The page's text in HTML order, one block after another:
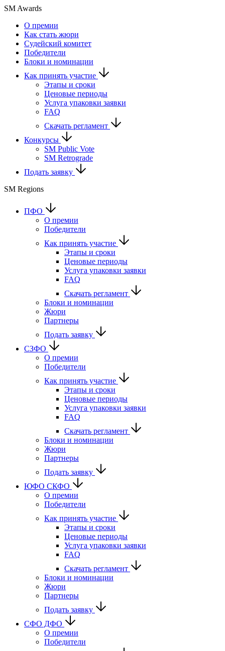
SM Awards
О премии
Как стать жюри
Судейский комитет
Победители
Блоки и номинации
Как принять участие
Этапы и сроки
Ценовые периоды
Услуга упаковки заявки
FAQ
Скачать регламент
Конкурсы
SM Public Vote
SM Retrograde
Подать заявку
SM Regions
ПФО
О премии
Победители
Как принять участие
Этапы и сроки
Ценовые периоды
Услуга упаковки заявки
FAQ
Скачать регламент
Блоки и номинации
Жюри
Партнеры
Подать заявку
СЗФО
О премии
Победители
Как принять участие
Этапы и сроки
Ценовые периоды
Услуга упаковки заявки
FAQ
Скачать регламент
Блоки и номинации
Жюри
Партнеры
Подать заявку
ЮФО СКФО
О премии
Победители
Как принять участие
Этапы и сроки
Ценовые периоды
Услуга упаковки заявки
FAQ
Скачать регламент
Блоки и номинации
Жюри
Партнеры
Подать заявку
CФО ДФО
О премии
Победители